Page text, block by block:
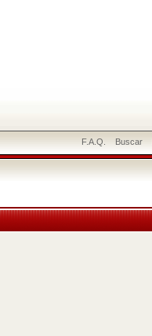
F.A.Q. Buscar